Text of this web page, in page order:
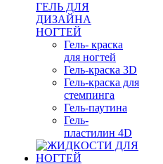
ГЕЛЬ ДЛЯ
ДИЗАЙНА
НОГТЕЙ
Гель- краска
для ногтей
Гель-краска 3D
Гель-краска для
стемпинга
Гель-паутина
Гель-
пластилин 4D